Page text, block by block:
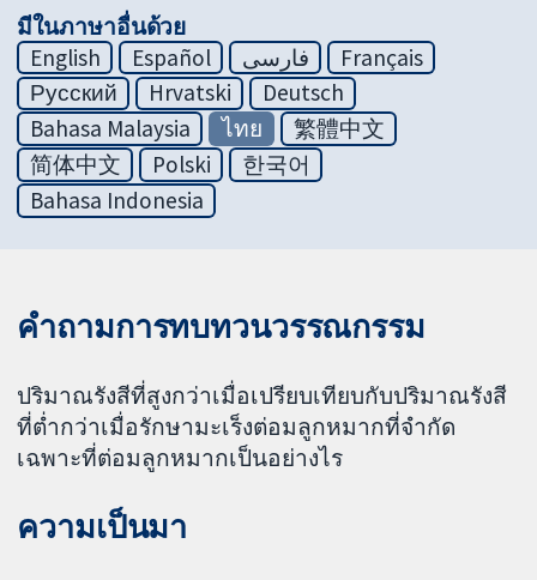
มีในภาษาอื่นด้วย
English
Español فارسی
Français
Русский
Hrvatski
Deutsch
Bahasa Malaysia
ไทย
繁體中文
简体中文
Polski
한국어
Bahasa Indonesia
คำถามการทบทวนวรรณกรรม
ปริมาณรังสีที่สูงกว่าเมื่อเปรียบเทียบกับปริมาณรังสี
ที่ต่ำกว่าเมื่อรักษามะเร็งต่อมลูกหมากที่จำกัด
เฉพาะที่ต่อมลูกหมากเป็นอย่างไร
ความเป็นมา